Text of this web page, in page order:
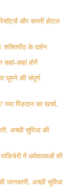
और सस्ती होटल
के दर्शन
कहां होगें
घूमने की संपूर्ण
पिंडदान का खर्चा,
अच्छी सुविधा की
में धर्मशालाओं की
अच्छी सुविधा